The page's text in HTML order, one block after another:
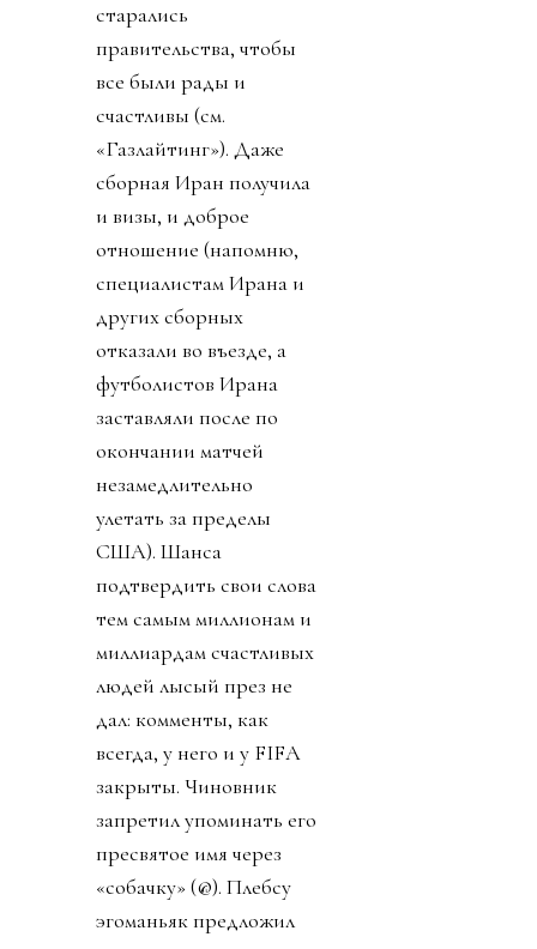
старались
правительства, чтобы
все были рады и
счастливы (см.
«Газлайтинг»). Даже
сборная Иран получила
и визы, и доброе
отношение (напомню,
специалистам Ирана и
других сборных
отказали во въезде, а
футболистов Ирана
заставляли после по
окончании матчей
незамедлительно
улетать за пределы
США). Шанса
подтвердить свои слова
тем самым миллионам и
миллиардам счастливых
людей лысый през не
дал: комменты, как
всегда, у него и у FIFA
закрыты. Чиновник
запретил упоминать его
пресвятое имя через
«собачку» (@). Плебсу
эгоманьяк предложил